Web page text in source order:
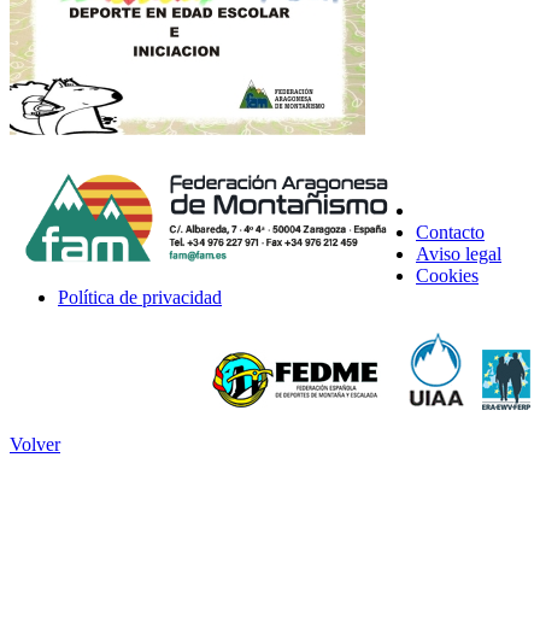
Contacto
Aviso legal
Cookies
Política de privacidad
Volver